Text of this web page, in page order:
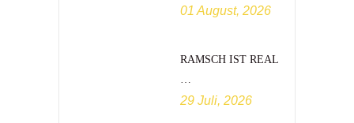
01 August, 2026
RAMSCH IST REAL
…
29 Juli, 2026